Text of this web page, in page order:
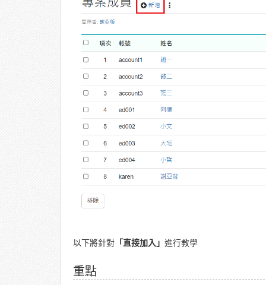
以下將針對 「直接加入」 進行教學
重點